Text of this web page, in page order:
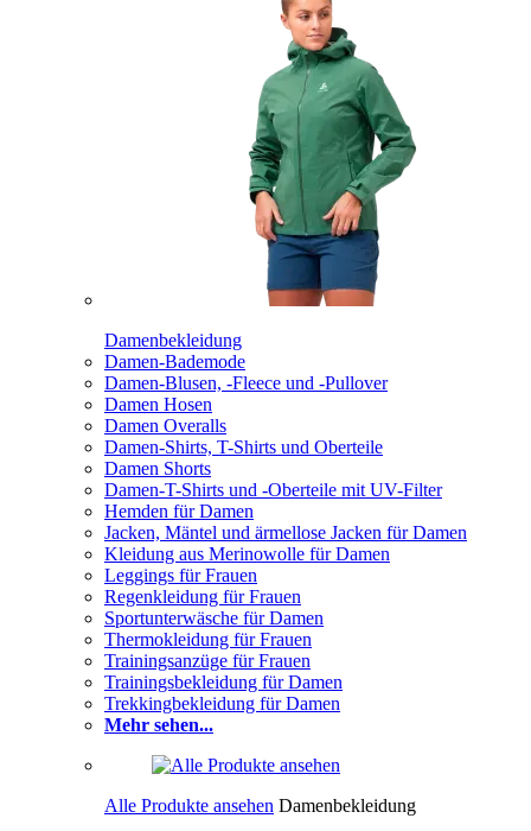
Damenbekleidung
Damen-Bademode
Damen-Blusen, -Fleece und -Pullover
Damen Hosen
Damen Overalls
Damen-Shirts, T-Shirts und Oberteile
Damen Shorts
Damen-T-Shirts und -Oberteile mit UV-Filter
Hemden für Damen
Jacken, Mäntel und ärmellose Jacken für Damen
Kleidung aus Merinowolle für Damen
Leggings für Frauen
Regenkleidung für Frauen
Sportunterwäsche für Damen
Thermokleidung für Frauen
Trainingsanzüge für Frauen
Trainingsbekleidung für Damen
Trekkingbekleidung für Damen
Mehr sehen...
Alle Produkte ansehen Damenbekleidung